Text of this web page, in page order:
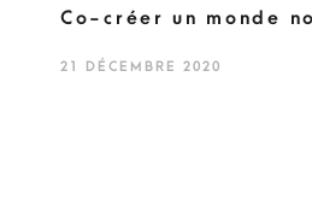
Co-créer un monde
21 DÉCEMBRE 2020